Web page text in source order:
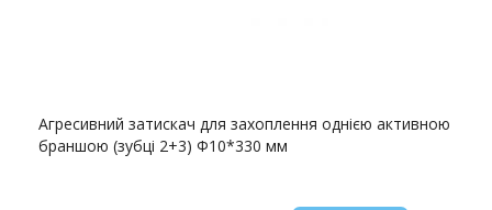
Агресивний затискач для захоплення однією активною
браншою (зубці 2+3) Ф10*330 мм